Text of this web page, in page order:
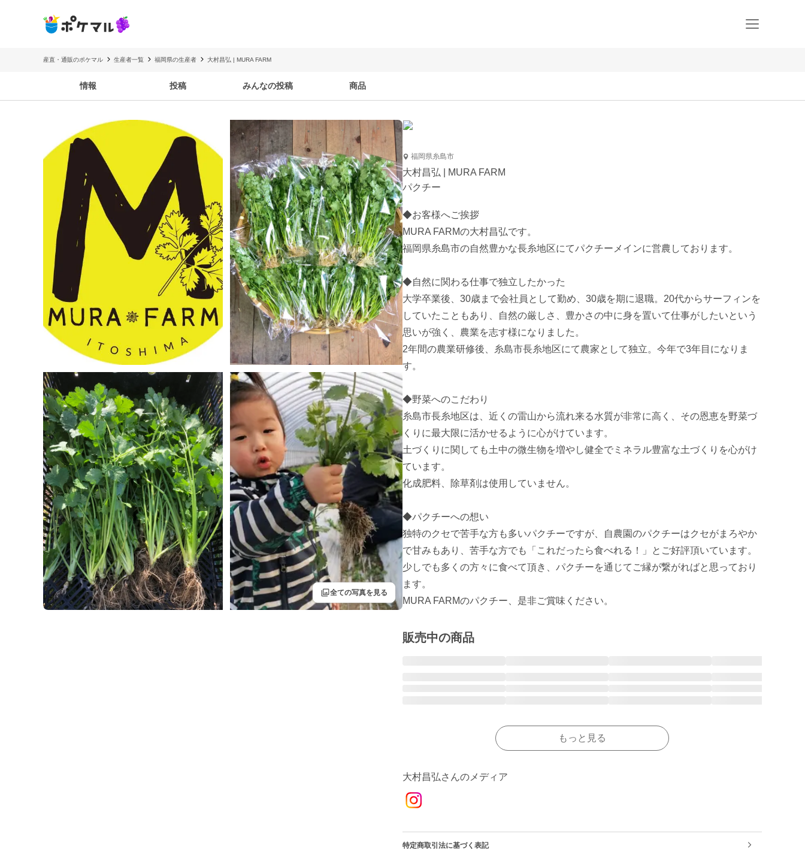
産直・通販のポケマル 生産者一覧 福岡県の生産者 大村昌弘 | MURA FARM
情報 投稿 みんなの投稿 商品
filter全ての写真を見る
福岡県糸島市
大村昌弘 | MURA FARM
パクチー
◆お客様へご挨拶
MURA FARMの大村昌弘です。
福岡県糸島市の自然豊かな長糸地区にてパクチーメインに営農しております。
◆自然に関わる仕事で独立したかった
大学卒業後、30歳まで会社員として勤め、30歳を期に退職。20代からサーフィンを
していたこともあり、自然の厳しさ、豊かさの中に身を置いて仕事がしたいという
思いが強く、農業を志す様になりました。
2年間の農業研修後、糸島市長糸地区にて農家として独立。今年で3年目になりま
す。
◆野菜へのこだわり
糸島市長糸地区は、近くの雷山から流れ来る水質が非常に高く、その恩恵を野菜づ
くりに最大限に活かせるように心がけています。
土づくりに関しても土中の微生物を増やし健全でミネラル豊富な土づくりを心がけ
ています。
化成肥料、除草剤は使用していません。
◆パクチーへの想い
独特のクセで苦手な方も多いパクチーですが、自農園のパクチーはクセがまろやか
で甘みもあり、苦手な方でも「これだったら食べれる！」とご好評頂いています。
少しでも多くの方々に食べて頂き、パクチーを通じてご縁が繋がればと思っており
ます。
MURA FARMのパクチー、是非ご賞味ください。
販売中の商品
もっと見る
大村昌弘さんのメディア
特定商取引法に基づく表記